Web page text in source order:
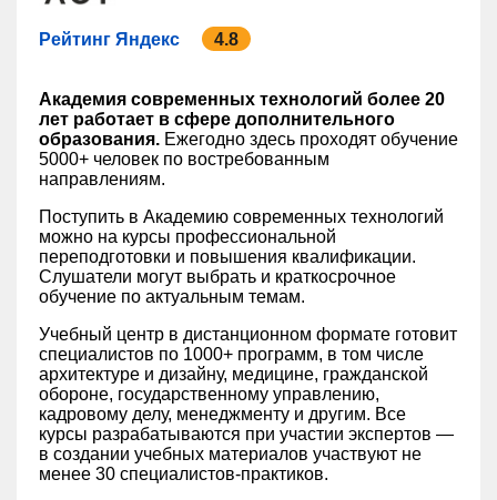
Рейтинг Яндекс 4.8
Академия современных технологий более 20
лет работает в сфере дополнительного
образования. Ежегодно здесь проходят обучение
5000+ человек по востребованным
направлениям.
Поступить в Академию современных технологий
можно на курсы профессиональной
переподготовки и повышения квалификации.
Слушатели могут выбрать и краткосрочное
обучение по актуальным темам.
Учебный центр в дистанционном формате готовит
специалистов по 1000+ программ, в том числе
архитектуре и дизайну, медицине, гражданской
обороне, государственному управлению,
кадровому делу, менеджменту и другим. Все
курсы разрабатываются при участии экспертов —
в создании учебных материалов участвуют не
менее 30 специалистов-практиков.